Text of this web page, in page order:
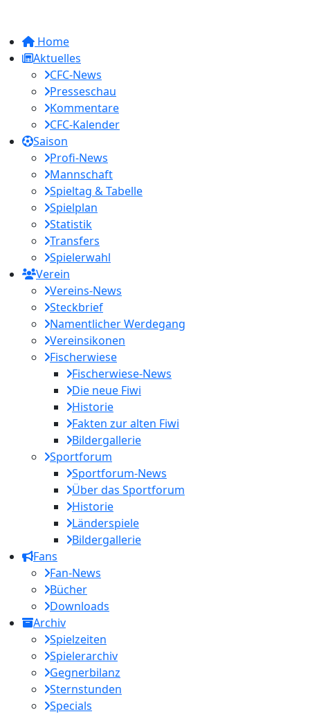
Home
Aktuelles
CFC-News
Presseschau
Kommentare
CFC-Kalender
Saison
Profi-News
Mannschaft
Spieltag & Tabelle
Spielplan
Statistik
Transfers
Spielerwahl
Verein
Vereins-News
Steckbrief
Namentlicher Werdegang
Vereinsikonen
Fischerwiese
Fischerwiese-News
Die neue Fiwi
Historie
Fakten zur alten Fiwi
Bildergallerie
Sportforum
Sportforum-News
Über das Sportforum
Historie
Länderspiele
Bildergallerie
Fans
Fan-News
Bücher
Downloads
Archiv
Spielzeiten
Spielerarchiv
Gegnerbilanz
Sternstunden
Specials